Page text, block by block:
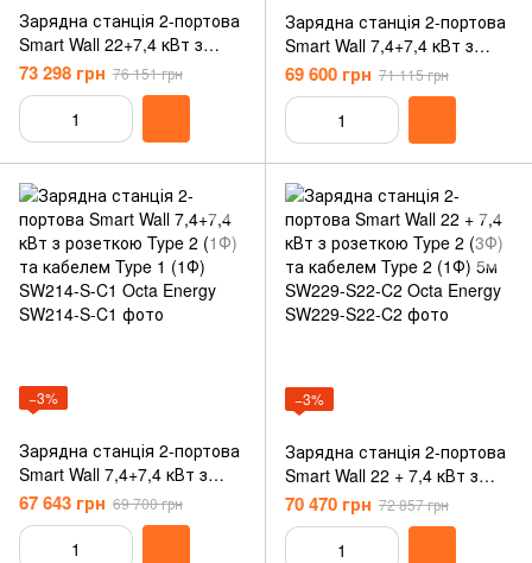
Зарядна станція 2-портова
Smart Wall 22+7,4 кВт з
кабелем Тype 2 (3Ф) + з
кабелем Тype 1 (1Ф) 5м
SW229-С22-C1 Octa Energy
73 298 грн 76 151 грн
Зарядна станція 2-портова
Smart Wall 7,4+7,4 кВт з
кабелем Тype 1 (1Ф) + з
кабелем Тype 1 (1Ф) 5м
SW214-C1-C1 Octa Energy
69 600 грн 71 115 грн
−3%
Зарядна станція 2-портова
Smart Wall 7,4+7,4 кВт з
розеткою Type 2 (1Ф) та
кабелем Type 1 (1Ф)
SW214-S-C1 Octa Energy
67 643 грн 69 700 грн
−3%
Зарядна станція 2-портова
Smart Wall 22 + 7,4 кВт з
розеткою Type 2 (3Ф) та
кабелем Type 2 (1Ф) 5м
SW229-S22-C2 Octa Energy
70 470 грн 72 857 грн